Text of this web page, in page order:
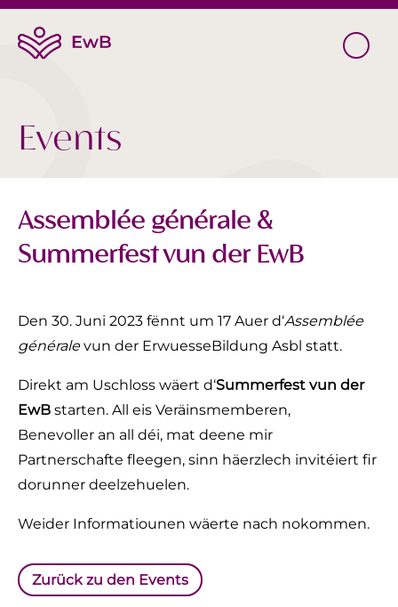
Events
Assemblée générale &
Summerfest vun der EwB
Den 30. Juni 2023 fënnt um 17 Auer d‘Assemblée
généralevun der ErwuesseBildung Asbl statt.
Direkt am Uschloss wäert d‘Summerfest vun der
EwB starten. All eis Veräinsmemberen,
Benevoller an all déi, mat deene mir
Partnerschafte fleegen, sinn häerzlech invitéiert fir
dorunner deelzehuelen.
Weider Informatiounen wäerte nach nokommen.
Zurück zu den Events